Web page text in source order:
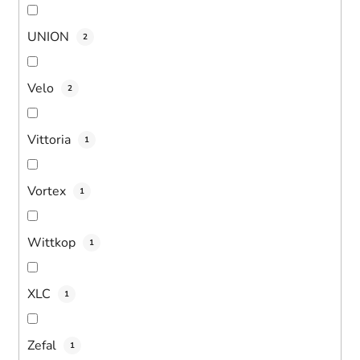
UNION 2
Velo 2
Vittoria 1
Vortex 1
Wittkop 1
XLC 1
Zefal 1